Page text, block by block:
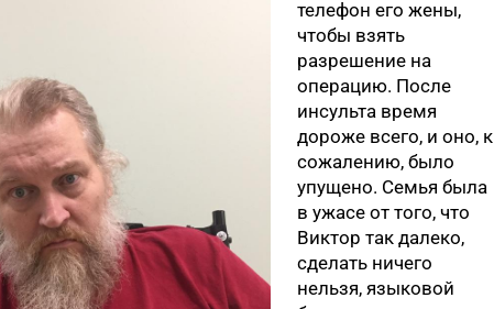
телефон его жены,
чтобы взять
разрешение на
операцию. После
инсульта время
дороже всего, и оно, к
сожалению, было
упущено. Семья была
в ужасе от того, что
Виктор так далеко,
сделать ничего
нельзя, языковой